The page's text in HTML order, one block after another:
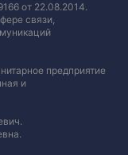
от 22.08.2014.
связи,
предприятие
и